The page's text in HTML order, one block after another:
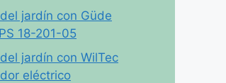
jardín con Güde
18-201-05
jardín con WilTec
eléctrico